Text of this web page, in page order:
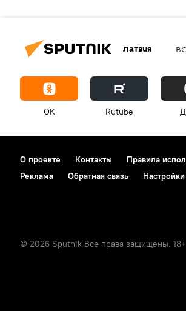
Латвия
OK Rutube
О проекте Контакты Правила
Реклама
Обратная связь
© 2026 Sputnik Все права защищены. 18+